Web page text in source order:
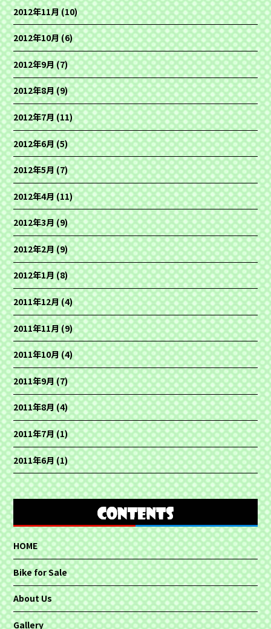
2012年11月(10)
2012年10月(6)
2012年9月(7)
2012年8月(9)
2012年7月(11)
2012年6月(5)
2012年5月(7)
2012年4月(11)
2012年3月(9)
2012年2月(9)
2012年1月(8)
2011年12月(4)
2011年11月(9)
2011年10月(4)
2011年9月(7)
2011年8月(4)
2011年7月(1)
2011年6月(1)
HOME
Bike for Sale
About Us
Gallery